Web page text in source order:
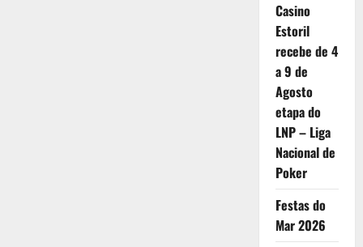
Casino
Estoril
recebe de 4
a 9 de
Agosto
etapa do
LNP – Liga
Nacional de
Poker
Festas do
Mar 2026